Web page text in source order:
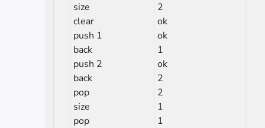
size
clear
push 1
back
push 2
back
pop
size
pop
2
ok
ok
1
ok
2
2
1
1